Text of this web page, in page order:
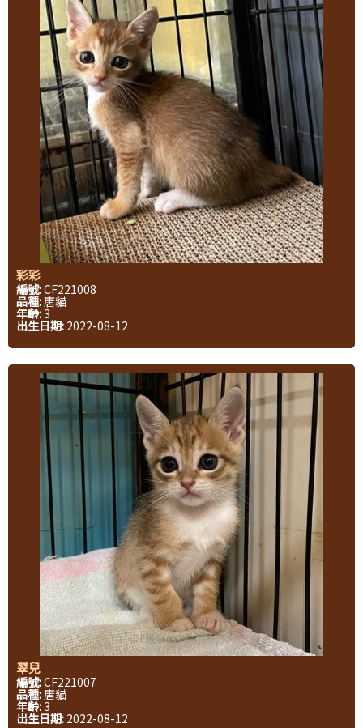
彩彩
編號:CF221008
品種:唐貓
年齡:3
出生日期: 2022-08-12
翠兒
編號:CF221007
品種:唐貓
年齡:3
出生日期: 2022-08-12